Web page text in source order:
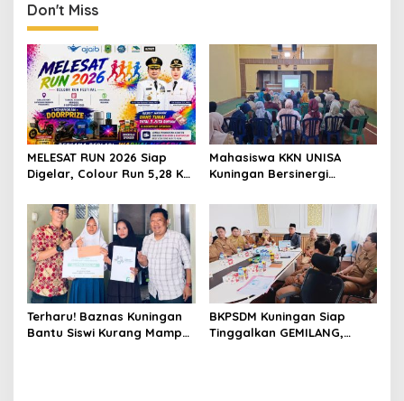
dan Dhuafa
Don't Miss
MELESAT RUN 2026 Siap
Digelar, Colour Run 5,28 Km
dan Promosi Kuningan
Mahasiswa KKN UNISA
Kuningan Bersinergi
Puskesmas, Fokus Edukasi
ASI, Cegah Stunting hingga
Perawatan Lansia
Terharu! Baznas Kuningan
Bantu Siswi Kurang Mampu
BKPSDM Kuningan Siap
Tinggalkan GEMILANG,